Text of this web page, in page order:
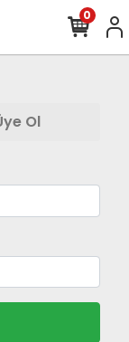
0
Ol